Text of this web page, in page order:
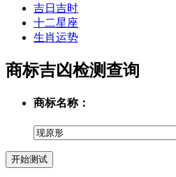
吉日吉时
十二星座
生肖运势
商标吉凶检测查询
商标名称：